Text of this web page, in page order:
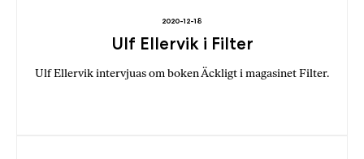
2020-12-18
Ulf Ellervik i Filter
Ulf Ellervik intervjuas om boken Äckligt i magasinet Filter.